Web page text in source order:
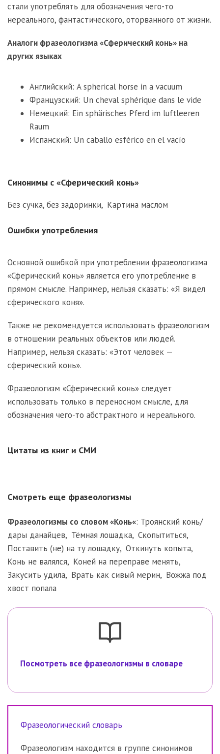
стали употреблять для обозначения чего-то
нереального, фантастического, оторванного от жизни.
Аналоги фразеологизма «Сферический конь» на
других языках
Английский: A spherical horse in a vacuum
Французский: Un cheval sphérique dans le vide
Немецкий: Ein sphärisches Pferd im luftleeren
Raum
Испанский: Un caballo esférico en el vacío
Синонимы с «Сферический конь»
Без сучка, без задоринки, Картина маслом
Ошибки употребления
Основной ошибкой при употреблении фразеологизма
«Сферический конь» является его употребление в
прямом смысле. Например, нельзя сказать: «Я видел
сферического коня».
Также не рекомендуется использовать фразеологизм
в отношении реальных объектов или людей.
Например, нельзя сказать: «Этот человек —
сферический конь».
Фразеологизм «Сферический конь» следует
использовать только в переносном смысле, для
обозначения чего-то абстрактного и нереального.
Цитаты из книг и СМИ
Смотреть еще фразеологизмы
Фразеологизмы со словом «Конь«: Троянский конь/
дары данайцев, Тёмная лошадка, Скопытиться,
Поставить (не) на ту лошадку, Откинуть копыта,
Конь не валялся, Коней на переправе менять,
Закусить удила, Врать как сивый мерин, Вожжа под
хвост попала
Посмотреть все фразеологизмы в словаре
Фразеологический словарь
Фразеологизм находится в группе синонимов